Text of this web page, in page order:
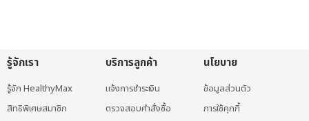
รู้จักเรา
รู้จัก HealthyMax
สิทธิพิเศษสมาชิก
บริการลูกค้า
แจ้งการชำระเงิน
ตรวจสอบคำสั่งซื้อ
นโยบาย
ข้อมูลส่วนตัว
การใช้คุกกี้